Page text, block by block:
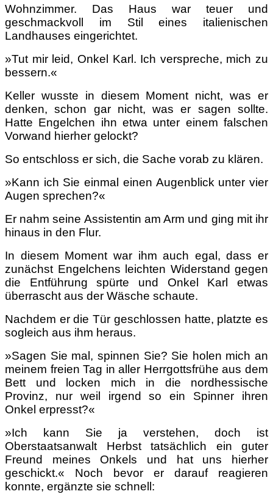
Wohnzimmer. Das Haus war teuer und
geschmackvoll im Stil eines italienischen
Landhauses eingerichtet.
»Tut mir leid, Onkel Karl. Ich verspreche, mich zu
bessern.«
Keller wusste in diesem Moment nicht, was er
denken, schon gar nicht, was er sagen sollte.
Hatte Engelchen ihn etwa unter einem falschen
Vorwand hierher gelockt?
So entschloss er sich, die Sache vorab zu klären.
»Kann ich Sie einmal einen Augenblick unter vier
Augen sprechen?«
Er nahm seine Assistentin am Arm und ging mit ihr
hinaus in den Flur.
In diesem Moment war ihm auch egal, dass er
zunächst Engelchens leichten Widerstand gegen
die Entführung spürte und Onkel Karl etwas
überrascht aus der Wäsche schaute.
Nachdem er die Tür geschlossen hatte, platzte es
sogleich aus ihm heraus.
»Sagen Sie mal, spinnen Sie? Sie holen mich an
meinem freien Tag in aller Herrgottsfrühe aus dem
Bett und locken mich in die nordhessische
Provinz, nur weil irgend so ein Spinner ihren
Onkel erpresst?«
»Ich kann Sie ja verstehen, doch ist
Oberstaatsanwalt Herbst tatsächlich ein guter
Freund meines Onkels und hat uns hierher
geschickt.« Noch bevor er darauf reagieren
konnte, ergänzte sie schnell: